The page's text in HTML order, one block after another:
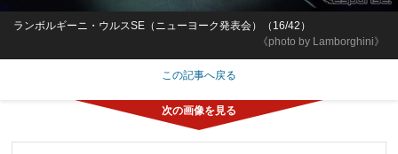
《photo by Lamborghini》
ランボルギーニ・ウルスSE（ニューヨーク発表会）（16/42）
この記事へ戻る